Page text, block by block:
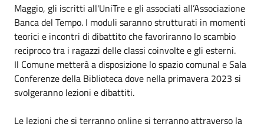
Maggio, gli iscritti all'UniTre e gli associati all’Associazione
Banca del Tempo. I moduli saranno strutturati in momenti
teorici e incontri di dibattito che favoriranno lo scambio
reciproco tra i ragazzi delle classi coinvolte e gli esterni.
Il Comune metterà a disposizione lo spazio comunal e Sala
Conferenze della Biblioteca dove nella primavera 2023 si
svolgeranno lezioni e dibattiti.
Le lezioni che si terranno online si terranno attraverso la